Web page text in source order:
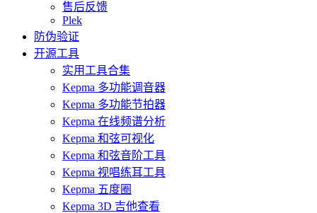
售后反馈
Plek
防伪验证
开源工具
实用工具合集
Kepma 多功能调音器
Kepma 多功能节拍器
Kepma 在线频谱分析
Kepma 和弦可视化
Kepma 和弦音阶工具
Kepma 视唱练耳工具
Kepma 五度圈
Kepma 3D 吉他查看